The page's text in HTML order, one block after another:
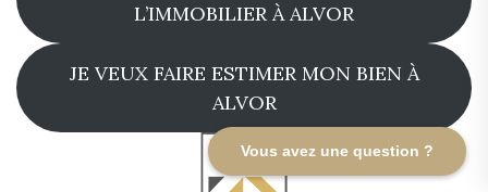
Vous avez une question ?
L’IMMOBILIER À ALVOR
JE VEUX FAIRE ESTIMER MON BIEN À
ALVOR